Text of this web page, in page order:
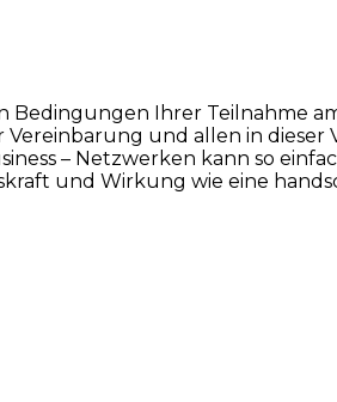
Ihrer Teilnahme
Vereinbarung und allen in
– Netzwerken kann so
und Wirkung wie eine